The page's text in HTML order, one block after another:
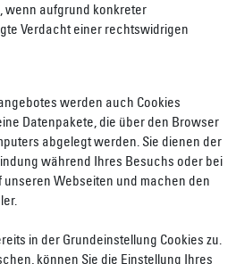
wenn aufgrund konkreter
Verdacht einer rechtswidrigen
werden auch Cookies
Datenpakete, die über den Browser
abgelegt werden. Sie dienen der
während Ihres Besuchs oder bei
Webseiten und machen den
in der Grundeinstellung Cookies zu.
können Sie die Einstellung Ihres